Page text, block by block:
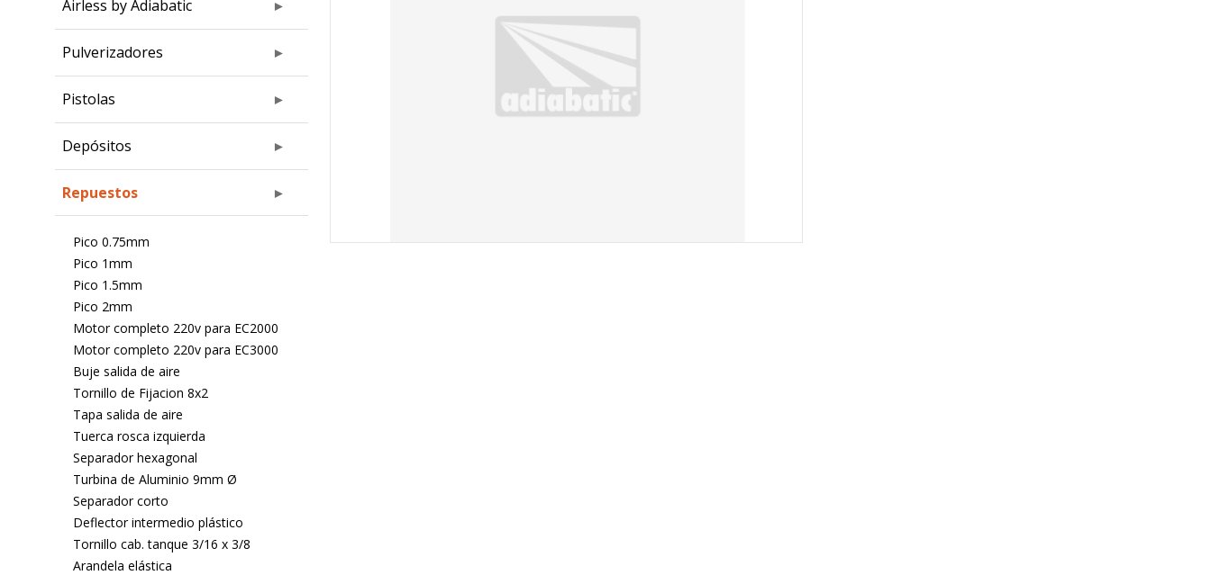
Airless by Adiabatic
Pulverizadores
Pistolas
Depósitos
Repuestos
Pico 0.75mm
Pico 1mm
Pico 1.5mm
Pico 2mm
Motor completo 220v para EC2000
Motor completo 220v para EC3000
Buje salida de aire
Tornillo de Fijacion 8x2
Tapa salida de aire
Tuerca rosca izquierda
Separador hexagonal
Turbina de Aluminio 9mm Ø
Separador corto
Deflector intermedio plástico
Tornillo cab. tanque 3/16 x 3/8
Arandela elástica